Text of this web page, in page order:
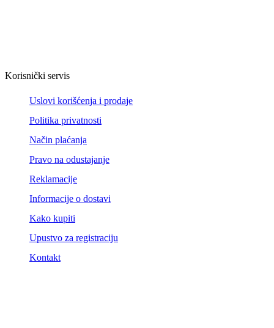
Korisnički servis
Uslovi korišćenja i prodaje
Politika privatnosti
Način plaćanja
Pravo na odustajanje
Reklamacije
Informacije o dostavi
Kako kupiti
Upustvo za registraciju
Kontakt